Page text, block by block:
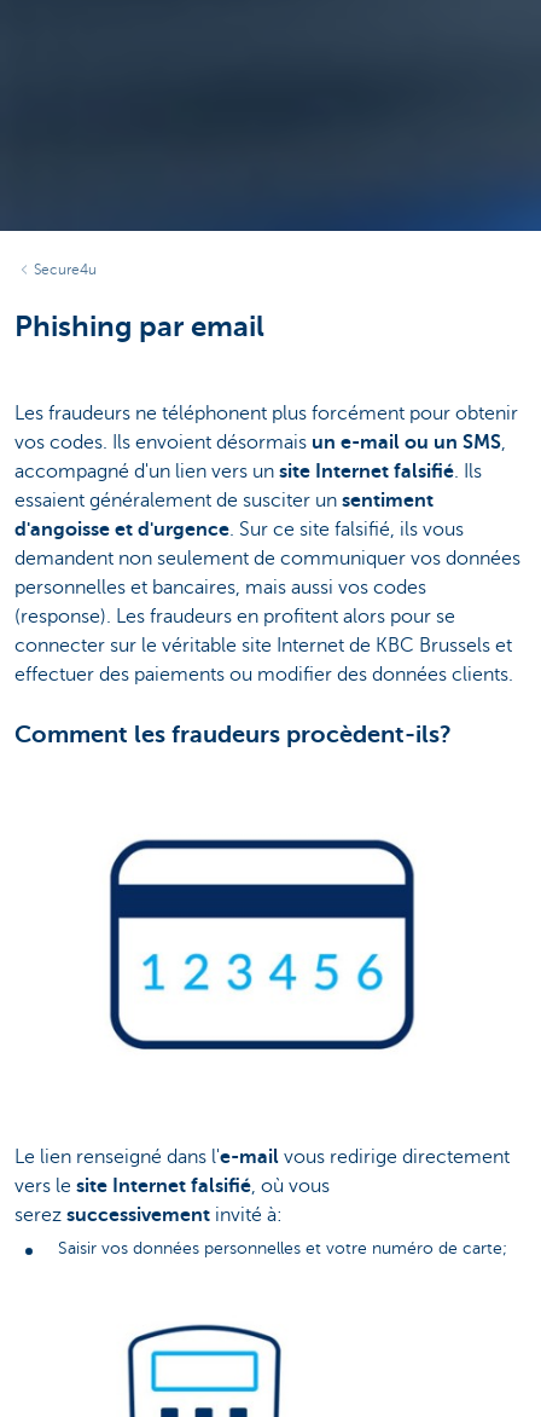
Secure4u
Phishing par email
Les fraudeurs ne téléphonent plus forcément pour obtenir
vos codes. Ils envoient désormais un e-mail ou un SMS,
accompagné d'un lien vers un site Internet falsifié. Ils
essaient généralement de susciter un sentiment
d'angoisse et d'urgence. Sur ce site falsifié, ils vous
demandent non seulement de communiquer vos données
personnelles et bancaires, mais aussi vos codes
(response). Les fraudeurs en profitent alors pour se
connecter sur le véritable site Internet de KBC Brussels et
effectuer des paiements ou modifier des données clients.
Comment les fraudeurs procèdent-ils?
Le lien renseigné dans l'e-mail vous redirige directement
vers le site Internet falsifié , où vous
serez successivement invité à:
Saisir vos données personnelles et votre numéro de carte;